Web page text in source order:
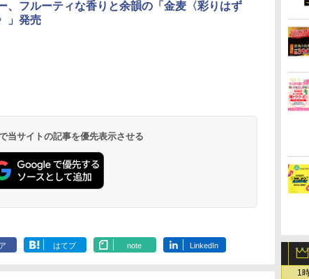
1
、フルーティな香りと余韻の「金麦〈彩りはず
」発売
当サイトの記事を優先表示させる
はてブ note LinkedIn